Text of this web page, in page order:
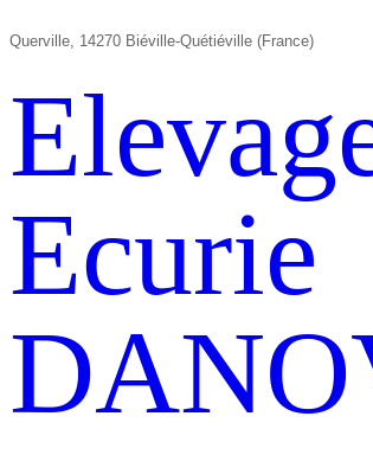
Querville, 14270 Biéville-Quétiéville (France)
Ecurie